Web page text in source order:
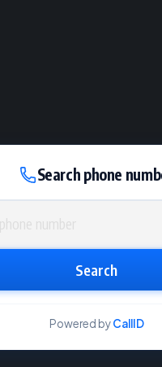
Search phone
Search
Powered byCallID